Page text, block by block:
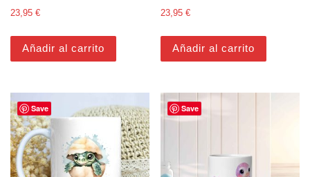
23,95 €
Añadir al carrito
23,95€
Añadir al carrito
Save Save